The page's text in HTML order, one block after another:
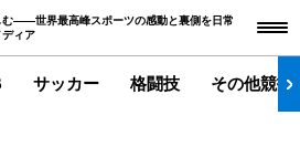
む――世界最高峰スポーツの感動と裏側を日常
ディア
サッカー 格闘技 その他競技